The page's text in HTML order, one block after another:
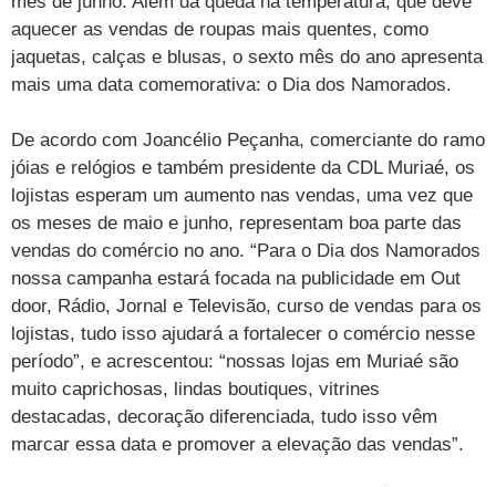
aquecer as vendas de roupas mais quentes, como
jaquetas, calças e blusas, o sexto mês do ano apresenta
mais uma data comemorativa: o Dia dos Namorados.
De acordo com Joancélio Peçanha, comerciante do ramo
jóias e relógios e também presidente da CDL Muriaé, os
lojistas esperam um aumento nas vendas, uma vez que
os meses de maio e junho, representam boa parte das
vendas do comércio no ano. “Para o Dia dos Namorados
nossa campanha estará focada na publicidade em Out
door, Rádio, Jornal e Televisão, curso de vendas para os
lojistas, tudo isso ajudará a fortalecer o comércio nesse
período”, e acrescentou: “nossas lojas em Muriaé são
muito caprichosas, lindas boutiques, vitrines
destacadas, decoração diferenciada, tudo isso vêm
marcar essa data e promover a elevação das vendas”.